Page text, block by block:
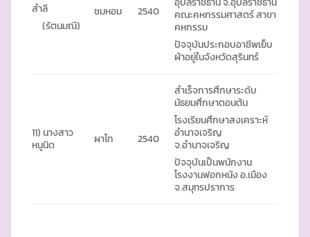
สำลี
(รัตนมณี)
ชมหอม 2540
คณะคหกรรมศาสตร์ สาขา
คหกรรม
ปัจจุบันประกอบอาชีพเย็บ
ผ้าอยู่ในจังหวัดสุรินทร์
11) นางสาว
หนูนิด
ผาโท 2540
สำเร็จการศึกษาระดับ
มัธยมศึกษาตอนต้น
โรงเรียนศึกษาสงเคราะห์
อำนาจเจริญ
จ.อำนาจเจริญ
ปัจจุบันเป็นพนักงาน
โรงงานฟอกหนัง อ.เมือง
จ.สมุทรปราการ